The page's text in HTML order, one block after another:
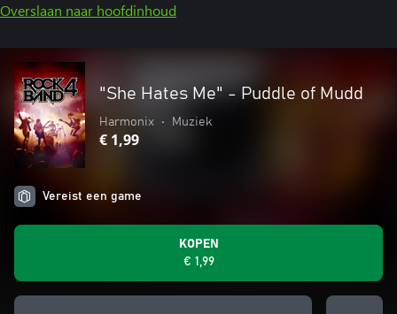
Overslaan naar hoofdinhoud
"She Hates Me" - Puddle of Mudd
Harmonix • Muziek
€ 1,99
Vereist een game
KOPEN
€ 1,99